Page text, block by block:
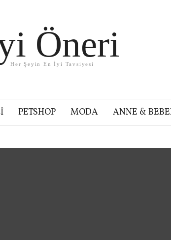
Öneri
Her Şeyin En İyi Tavsiyesi
PETSHOP MODA ANNE &